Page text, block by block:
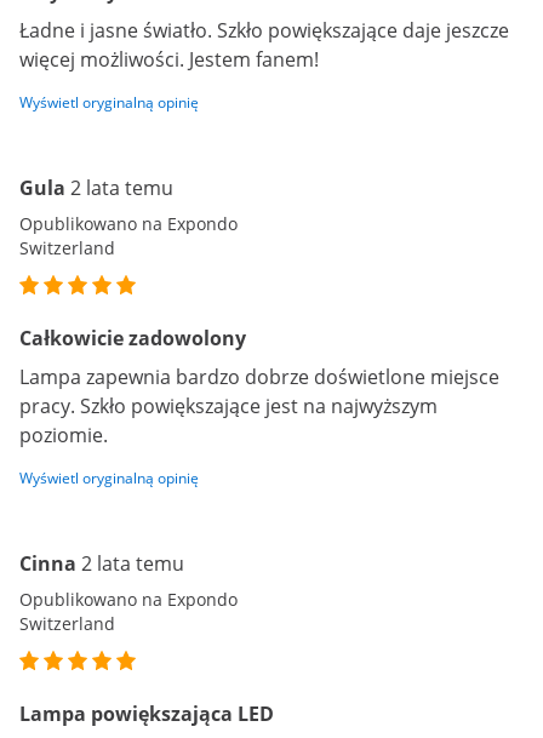
Ładne i jasne światło. Szkło powiększające daje jeszcze
więcej możliwości. Jestem fanem!
Wyświetl oryginalną opinię
Gula 2 lata temu
Opublikowano na Expondo
Switzerland
Całkowicie zadowolony
Lampa zapewnia bardzo dobrze doświetlone miejsce
pracy. Szkło powiększające jest na najwyższym
poziomie.
Wyświetl oryginalną opinię
Cinna 2 lata temu
Opublikowano na Expondo
Switzerland
Lampa powiększająca LED